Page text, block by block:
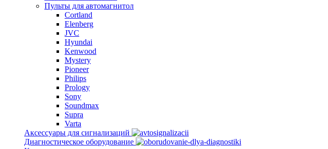
Пульты для автомагнитол
Cortland
Elenberg
JVC
Hyundai
Kenwood
Mystery
Pioneer
Philips
Prology
Sony
Soundmax
Supra
Varta
Аксессуары для сигнализаций
Диагностическое оборудование